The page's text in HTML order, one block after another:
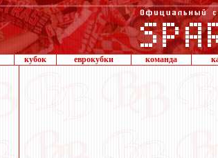
кубок еврокубки команда